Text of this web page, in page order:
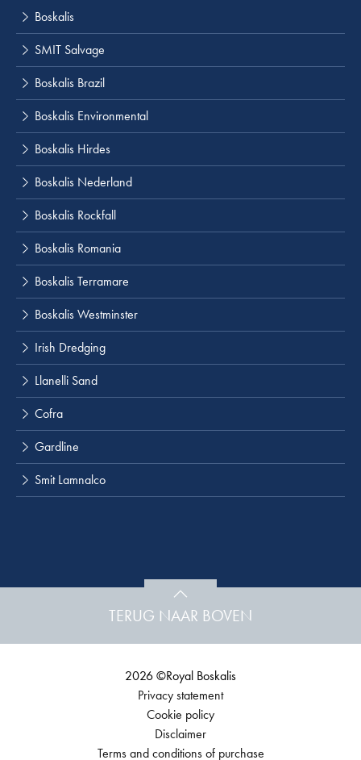
Boskalis
SMIT Salvage
Boskalis Brazil
Boskalis Environmental
Boskalis Hirdes
Boskalis Nederland
Boskalis Rockfall
Boskalis Romania
Boskalis Terramare
Boskalis Westminster
Irish Dredging
Llanelli Sand
Cofra
Gardline
Smit Lamnalco
TERUG NAAR BOVEN
2026 ©Royal Boskalis
Privacy statement
Cookie policy
Disclaimer
Terms and conditions of purchase